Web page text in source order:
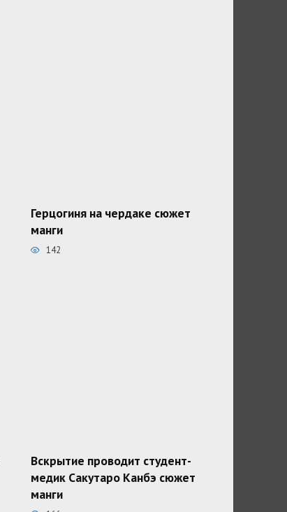
Герцогиня на чердаке сюжет
манги
142
Вскрытие проводит студент-
медик Сакутаро Канбэ сюжет
манги